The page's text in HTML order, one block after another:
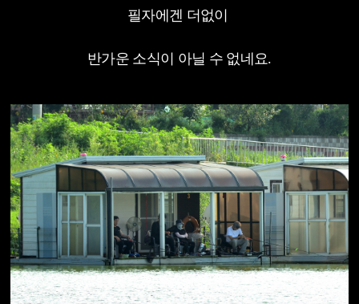
필자에겐 더없이
반가운 소식이 아닐 수 없네요.